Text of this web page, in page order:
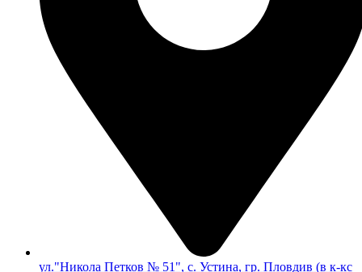
ул."Никола Петков № 51", с. Устина, гр. Пловдив (в к-кс